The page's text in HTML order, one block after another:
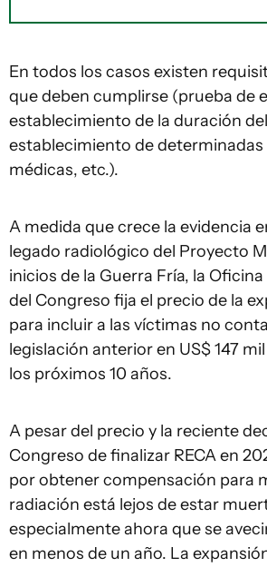
En todos los casos existen
que deben cumplirse (prueba de
establecimiento de la duración
establecimiento de
médicas, etc.).
A medida que crece la evidencia
legado radiológico del Proyecto
inicios de la Guerra Fría, la
del Congreso fija el precio de la
para incluir a las víctimas no
legislación anterior en US$ 147
los próximos 10 años.
A pesar del precio y la reciente
Congreso de finalizar RECA en
por obtener compensación para
radiación está lejos de estar
especialmente ahora que se
en menos de un año. La